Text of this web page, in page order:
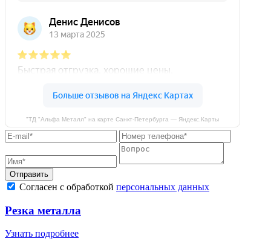
"ТД "Альфа Металл" на карте Санкт‑Петербурга — Яндекс.Карты
Отправить
Согласен с обработкой персональных данных
Резка металла
Узнать подробнее